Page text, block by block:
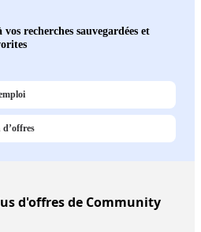
vos recherches sauvegardées et
d’offres
d'offres de Community